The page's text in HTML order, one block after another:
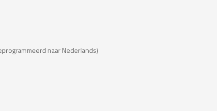
naar Nederlands)